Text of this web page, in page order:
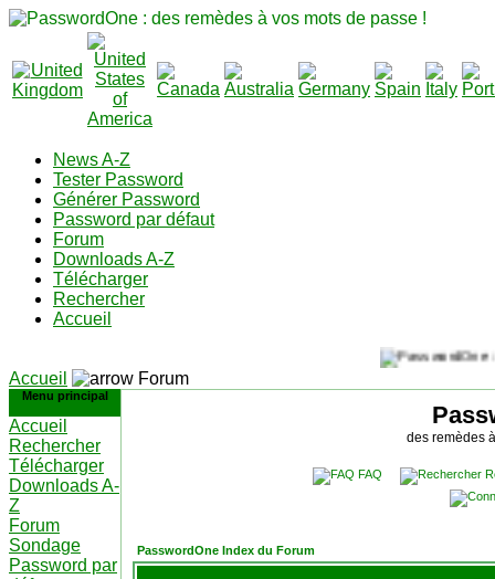
News A-Z
Tester Password
Générer Password
Password par défaut
Forum
Downloads A-Z
Télécharger
Rechercher
Accueil
Accueil Forum
Menu principal
Accueil
Rechercher
Télécharger
Downloads A-
Z
Forum
Sondage
Password par
des remèdes
FAQ
PasswordOne Index du Forum